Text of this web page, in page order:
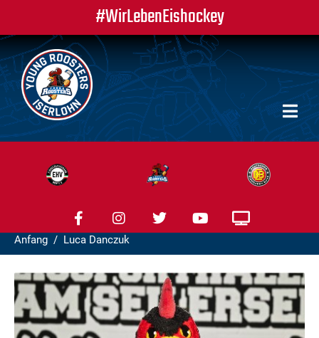
#WirLebenEishockey
Anfang Luca Danczuk